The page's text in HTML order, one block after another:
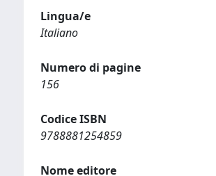
Lingua/e
Italiano
Numero di pagine
156
Codice ISBN
9788881254859
Nome editore